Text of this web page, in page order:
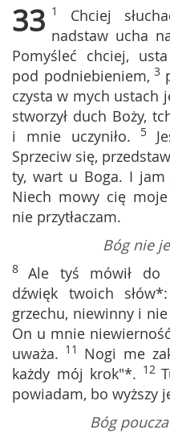
33 1 Chciej
nadstaw ucha
Pomyśleć chciej,
pod podniebieniem, 3
czysta w mych ustach
stworzył duch Boży,
i mnie uczyniło. 5
Sprzeciw się,
ty, wart u Boga. I
Niech mowy cię
nie przytłaczam.
Bóg nie
8 Ale tyś mówił do
dźwięk twoich słów*:
grzechu, niewinny i
On u mnie
uważa. 11 Nogi me
każdy mój krok"*. 12
powiadam, bo wyższy
Bóg